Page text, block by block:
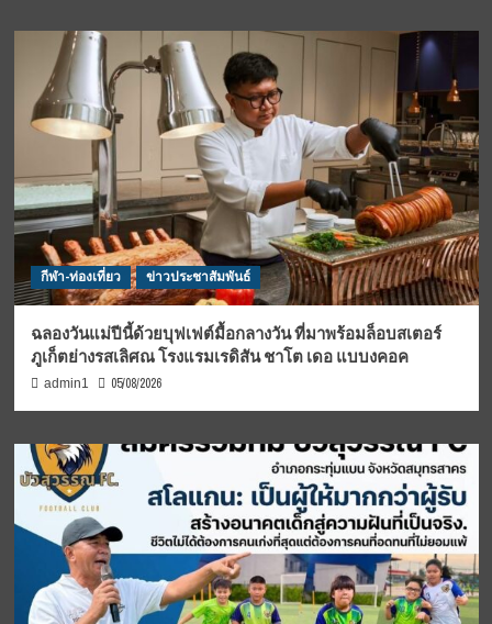
กีฬา-ท่องเที่ยว ข่าวประชาสัมพันธ์
ฉลองวันแม่ปีนี้ด้วยบุฟเฟต์มื้อกลางวัน ที่มาพร้อมล็อบสเตอร์
ภูเก็ตย่างรสเลิศณ โรงแรมเรดิสัน ชาโต เดอ แบบงคอค
admin1 05/08/2026